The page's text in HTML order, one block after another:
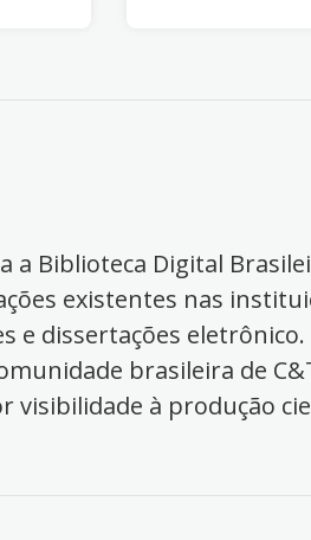
a Biblioteca Digital
existentes nas
e dissertações
brasileira de
visibilidade à produção